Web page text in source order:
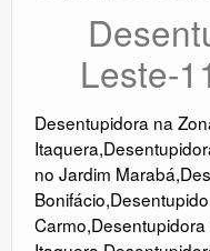
Leste-
Desentupidora na
Itaquera,
no Jardim Marabá,
Bonifácio,
Carmo,